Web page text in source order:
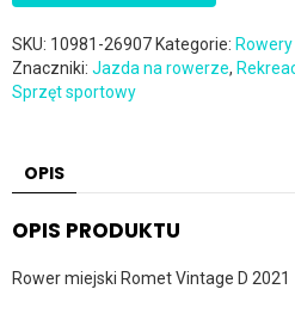
SKU: 10981-26907 Kategorie:
Znaczniki: Jazda na rowerze,
Sprzęt sportowy
OPIS
OPIS PRODUKTU
Rower miejski Romet Vintage D 2021